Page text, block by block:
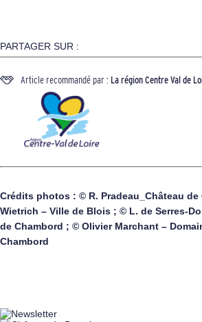
PARTAGER SUR :
Article recommandé par : La région Centre Val de
Crédits photos : © R. Pradeau_Château de
Wietrich – Ville de Blois ; © L. de Serres-
de Chambord ; © Olivier Marchant –
Chambord